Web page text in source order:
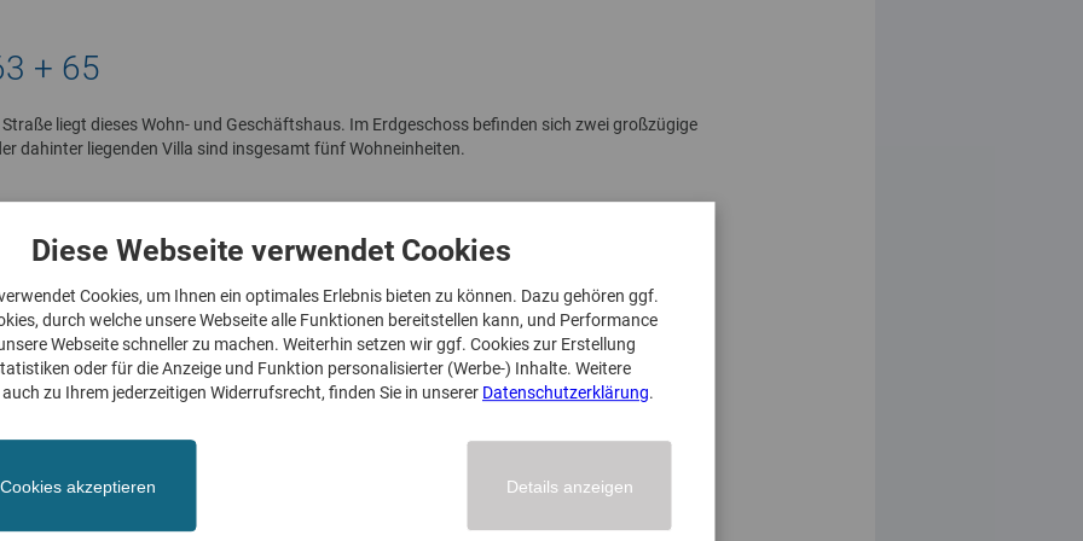
Diese Webseite verwendet Cookies
Cookies, um Ihnen ein optimales Erlebnis bieten zu können. Dazu gehören ggf.
durch welche unsere Webseite alle Funktionen bereitstellen kann, und Performance
Webseite schneller zu machen. Weiterhin setzen wir ggf. Cookies zur Erstellung
oder für die Anzeige und Funktion personalisierter (Werbe-) Inhalte. Weitere
zu Ihrem jederzeitigen Widerrufsrecht, finden Sie in unserer Datenschutzerklärung.
akzeptieren Details anzeigen
+ 65
liegt dieses Wohn- und Geschäftshaus. Im Erdgeschoss befinden sich zwei großzügige
dahinter liegenden Villa sind insgesamt fünf Wohneinheiten.